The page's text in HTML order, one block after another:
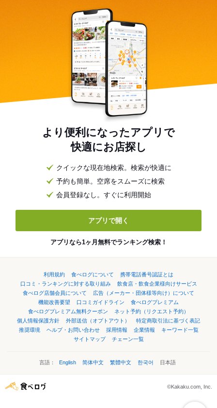
より便利になったアプリで
快適にお店探し
クイックな現在地検索。検索が快適に
予約も簡単。空席をスムーズに検索
会員登録なし。すぐに利用開始
アプリで開く
アプリなら1ヶ月無料でランキング検索！
利用規約 食べログについて
携帯電話番号認証とは
口コミ・ランキングに対する取り組み
飲食店・飲食企業様向けサービス
食べログ店舗会員について
広告（メーカー・団体様等向け）について
機能改善要望
口コミガイドライン
食べログプレミアム
食べログプレミアム無料クーポン
ネット予約（リクエスト予約）
個人情報保護方針
外部送信（オプトアウト）
特定商取引法に基づく表記
推奨環境
ヘルプ・お問い合わせ 採用情報 企業情報
キーワード一覧
サイトマップ
チェーン一覧
言語： English 简体中文 繁體中文 한국어 日本語
©Kakaku.com, Inc.